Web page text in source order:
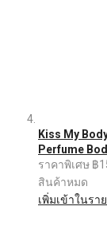
Kiss My
Perfume
ราคาพิเศษ ฿
สินค้าหมด
เพิ่มเข้าในรา